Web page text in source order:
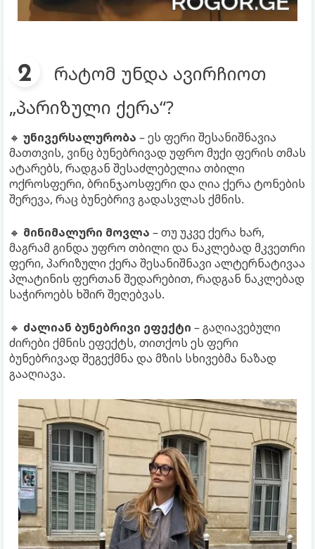
რატომ უნდა ავირჩიოთ
„პარიზული ქერა“?
🔸 უნივერსალურობა – ეს ფერი შესანიშნავია
მათთვის, ვინც ბუნებრივად უფრო მუქი ფერის თმას
ატარებს, რადგან შესაძლებელია თბილი
ოქროსფერი, ბრინჯაოსფერი და ღია ქერა ტონების
შერევა, რაც ბუნებრივ გადასვლას ქმნის.
🔸 მინიმალური მოვლა – თუ უკვე ქერა ხარ,
მაგრამ გინდა უფრო თბილი და ნაკლებად მკვეთრი
ფერი, პარიზული ქერა შესანიშნავი ალტერნატივაა
პლატინის ფერთან შედარებით, რადგან ნაკლებად
საჭიროებს ხშირ შეღებვას.
🔸 ძალიან ბუნებრივი ეფექტი – გაღიავებული
ძირები ქმნის ეფექტს, თითქოს ეს ფერი
ბუნებრივად შეგექმნა და მზის სხივებმა ნაზად
გააღიავა.